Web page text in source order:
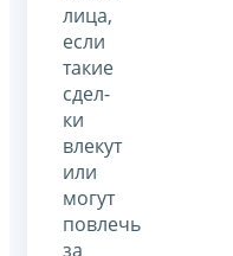
лица,
если
такие
сдел­
ки
влекут
или
могут
повлечь
за